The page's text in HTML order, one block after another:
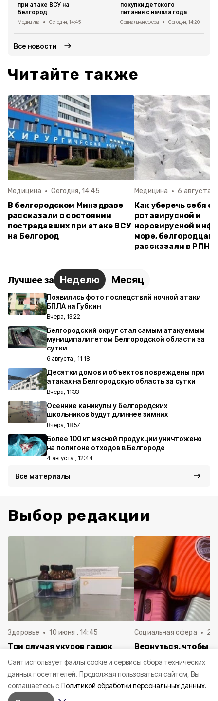
Cайт использует файлы cookie и сервисы сбора технических
данных посетителей. Продолжая пользоваться сайтом, Вы
соглашаетесь с Политикой обработки персональных данных.
при атаке ВСУ на
Белгород
Медицина Сегодня, 14:45
покупки детского
питания с начала года
Социальная сфера Сегодня, 14:20
Все новости
Читайте также
Медицина Сегодня, 14:45
В белгородском Минздраве
рассказали о состоянии
пострадавших при атаке ВСУ
на Белгород
Медицина 6 августа ,
Как уберечь себя от
ротавирусной и
норовирусной
море, белгородцам
рассказали в РПН
Лучшее за Неделю Месяц
Появились фото последствий ночной атаки
БПЛА на Губкин
Вчера, 13:22
Белгородский округ стал самым атакуемым
муниципалитетом Белгородской области за
сутки
6 августа , 11:18
Десятки домов и объектов повреждены при
атаках на Белгородскую область за сутки
Вчера, 11:33
Осенние каникулы у белгородских
школьников будут длиннее зимних
Вчера, 18:57
Более 100 кг мясной продукции уничтожено
на полигоне отходов в Белгороде
4 августа , 12:44
Все материалы
Выбор редакции
Здоровье 10 июня , 14:45
Три случая укусов гадюк
Белгородской области с
начала года
Социальная сфера 20
Вернуться, чтобы
в Белгородскую
пять лет